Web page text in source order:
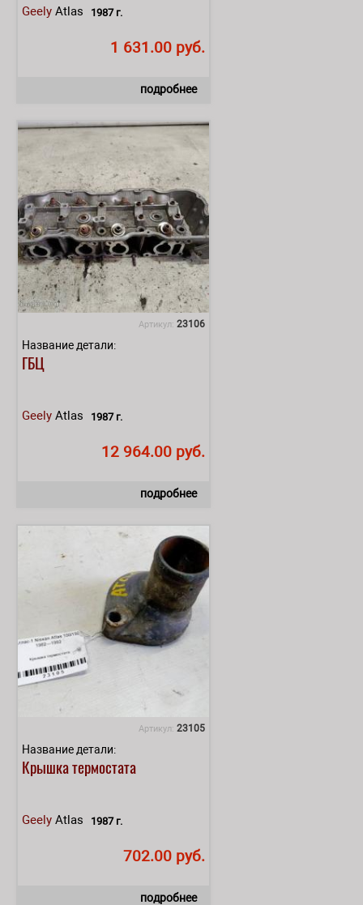
Geely Atlas 1987 г.
1 631.00 руб.
подробнее
Артикул: 23106
Название детали:
ГБЦ
Geely Atlas 1987 г.
12 964.00 руб.
подробнее
Артикул: 23105
Название детали:
Крышка термостата
Geely Atlas 1987 г.
702.00 руб.
подробнее